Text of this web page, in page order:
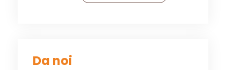
Da noi